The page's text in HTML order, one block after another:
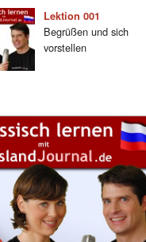
Lektion 001
Begrüßen und sich
vorstellen